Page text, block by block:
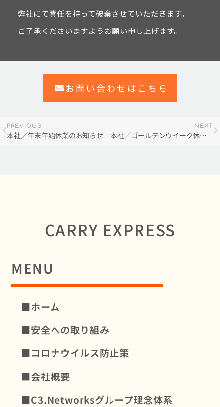
弊社にて責任を持って破棄させていただきます。
ご了承くださいますようお願い申し上げます。
お問い合わせはこちら
PREVIOUS
本社／年末年始休業のお知らせ
NEXT
本社／ゴールデンウイーク休業日のお知らせ
CARRY EXPRESS
MENU
■ホーム
■安全への取り組み
■コロナウイルス防⽌策
■会社概要
■C3.Networksグループ理念体系